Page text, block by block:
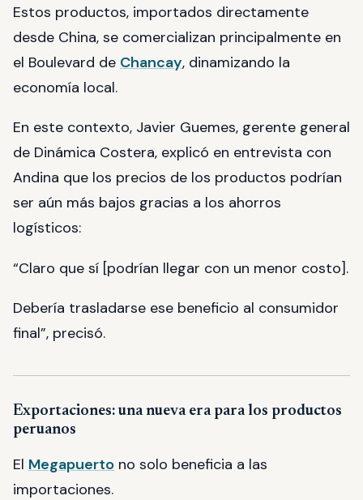
Estos productos, importados directamente
desde China, se comercializan principalmente en
el Boulevard de Chancay, dinamizando la
economía local.
En este contexto, Javier Guemes, gerente general
de Dinámica Costera, explicó en entrevista con
Andina que los precios de los productos podrían
ser aún más bajos gracias a los ahorros
logísticos:
“Claro que sí [podrían llegar con un menor costo].
Debería trasladarse ese beneficio al consumidor
final”, precisó.
Exportaciones: una nueva era para los productos
peruanos
El Megapuerto no solo beneficia a las
importaciones.